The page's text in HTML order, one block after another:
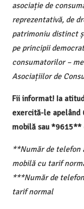
asociație de
reprezentativă, de
patrimoniu distinct
pe principii
consumatorilor –
Asociațiilor de
Fii informat! Ia
exercită-le apelând
mobilă sau
**Număr de telefon
mobilă cu tarif
***Număr de
tarif normal